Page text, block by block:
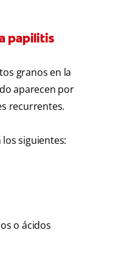
papilitis
granos en la
aparecen por
recurrentes.
siguientes:
o ácidos